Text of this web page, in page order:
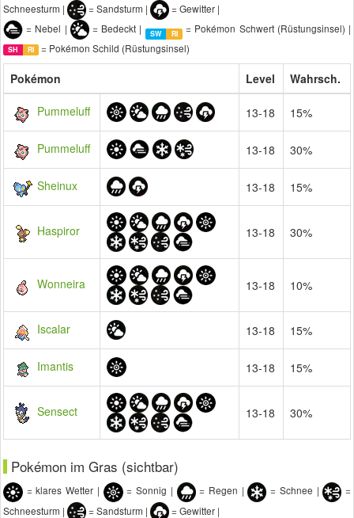
Schneesturm |
= Sandsturm |
= Gewitter |
= Nebel |
= Bedeckt | SW RI = Pokémon Schwert (Rüstungsinsel) |
SH RI = Pokémon Schild (Rüstungsinsel)
Pokémon Level Wahrsch.
Pummeluff 13-18 15%
Pummeluff 13-18 30%
Sheinux 13-18 15%
Haspiror 13-18 30%
Wonneira 13-18 10%
Iscalar 13-18 15%
Imantis 13-18 15%
Sensect 13-18 30%
Pokémon im Gras (sichtbar)
= klares Wetter | = Sonnig | = Regen | = Schnee |
=
Schneesturm |
= Sandsturm |
= Gewitter |